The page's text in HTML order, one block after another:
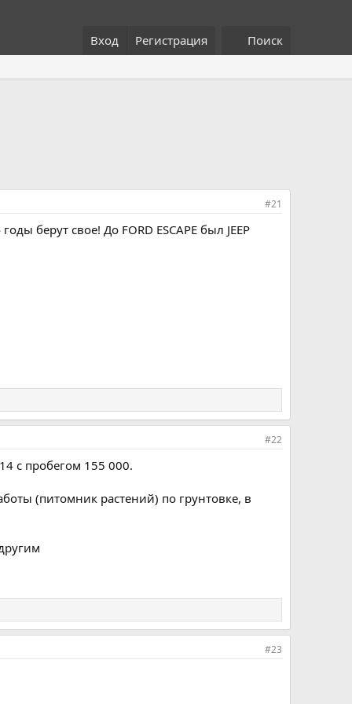
Вход Регистрация Поиск
#21
берут свое! До FORD ESCAPE был JEEP
#22
с пробегом 155 000.
(питомник растений) по грунтовке, в
#23